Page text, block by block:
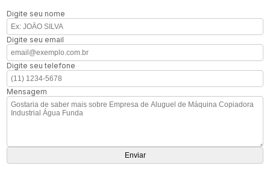
Digite seu nome
Digite seu email
Digite seu telefone
Mensagem